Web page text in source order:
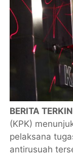
BERITA
(KPK)
pelaksana
antirusuah